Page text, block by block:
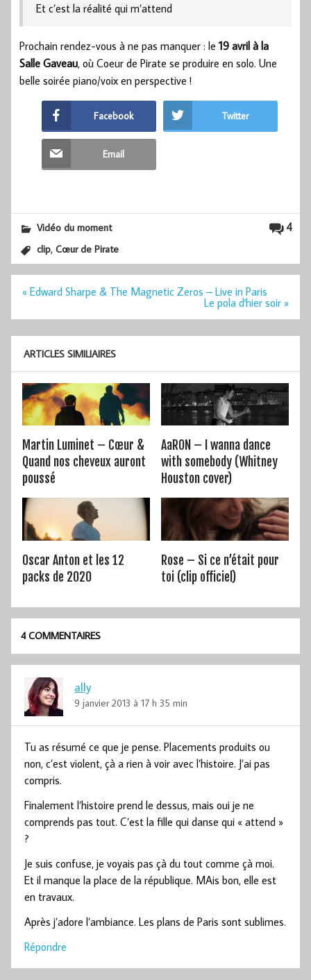
Et c’est la réalité qui m’attend
Prochain rendez-vous à ne pas manquer : le19 avril à la
Salle Gaveau, où Coeur de Pirate se produire en solo. Une
belle soirée piano/voix en perspective !
Facebook Twitter
Email
4
Vidéo du moment
clip,Cœur de Pirate
Navigation
« Edward Sharpe & The Magnetic Zeros – Live in Paris
Le pola d'hier soir »
ARTICLES SIMILIAIRES
Martin Luminet – Cœur &
Quand nos cheveux auront
poussé
AaRON – I wanna dance
with somebody (Whitney
Houston cover)
Oscar Anton et les 12
packs de 2020
Rose – Si ce n’était pour
toi (clip officiel)
4 COMMENTAIRES
ally
9 janvier 2013 à 17 h 35 min
Tu as résumé ce que je pense. Placements produits ou
non, c’est violent, çà a rien à voir avec l’histoire. J’ai pas
compris.
Finalement l’histoire prend le dessus, mais oui je ne
comprends pas tout. C’est la fille qui danse qui « attend »
?
Je suis confuse, je voyais pas çà du tout comme çà moi.
Et il manque la place de la république. MAis bon, elle est
en travaux.
Après j’adore l’ambiance. Les plans de Paris sont sublimes.
Répondre